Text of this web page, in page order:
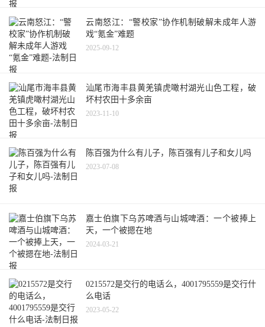
云南怒江：“警校家”协作机制破解未成年人游
戏“氪金”难题
2025-09-12
汕尾市海丰县黄羌镇虎噉村湖光山色工程，破
坏村农田十多余亩
2023-11-10
陈百强为什么有儿子，陈百强有儿子和女儿吗
2023-07-08
嘉士伯旗下乌苏啤酒与山城啤酒：一个被捧上
天，一个被摁在地
2024-03-21
0215572是交行的电话么，4001795559是交行什
么电话
2023-05-22